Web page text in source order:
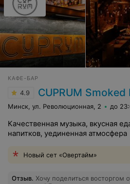
КАФЕ-БАР
4.9 CUPRUM Smoked
Минск, ул. Революционная, 2 до
Качественная музыка, вкусная
напитков, уединенная атмосфера
Новый сет «Овертайм»
Отзыв. Хочу поделиться восторгом